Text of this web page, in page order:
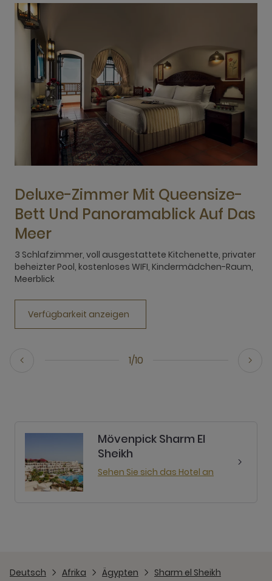
1/10
Deluxe-Zimmer Mit Queensize-
Bett Und Panoramablick Auf Das
Meer
3 Schlafzimmer, voll ausgestattete Kitchenette, privater
beheizter Pool, kostenloses WIFI, Kindermädchen-Raum,
Meerblick
Verfügbarkeit anzeigen
Mövenpick Sharm El
Sheikh
Sehen Sie sich das Hotel an
Deutsch Afrika Ägypten
Sharm el Sheikh